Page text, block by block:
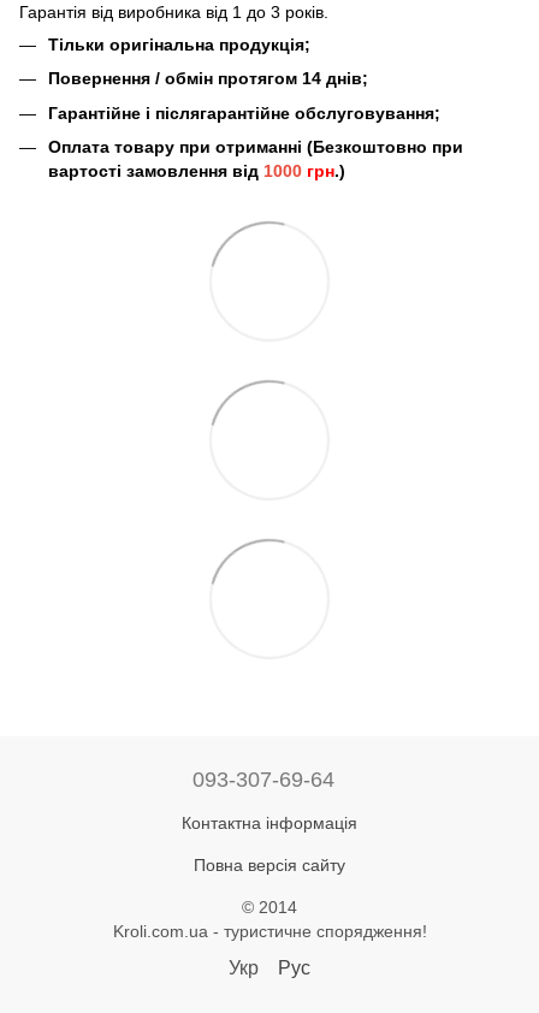
Гарантія від виробника від 1 до 3 років.
Тільки оригінальна продукція;
Повернення / обмін протягом 14 днів;
Гарантійне і післягарантійне обслуговування;
Оплата товару при отриманні (Безкоштовно при
вартості замовлення від 1000 грн.)
093-307-69-64
Контактна інформація
Повна версія сайту
© 2014
Kroli.com.ua - туристичне спорядження!
Укр Рус